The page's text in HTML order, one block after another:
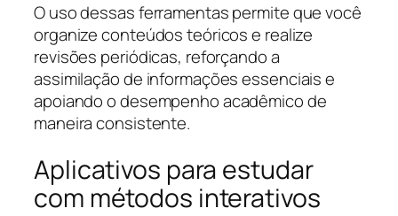
O uso dessas ferramentas permite que você
organize conteúdos teóricos e realize
revisões periódicas, reforçando a
assimilação de informações essenciais e
apoiando o desempenho acadêmico de
maneira consistente.
Aplicativos para estudar
com métodos interativos